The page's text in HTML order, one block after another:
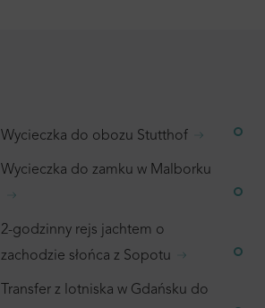
Wycieczka do obozu Stutthof
Wycieczka do zamku w Malborku
2-godzinny rejs jachtem o
zachodzie słońca z Sopotu
Transfer z lotniska w Gdańsku do